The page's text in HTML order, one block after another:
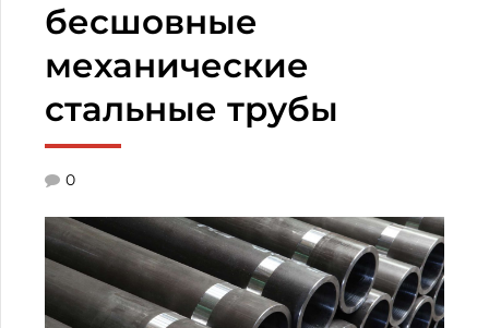
бесшовные
механические
стальные трубы
0